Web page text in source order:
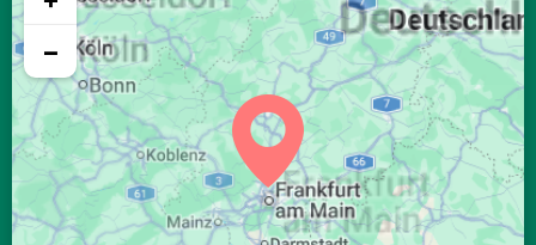
26, Mi 04:26 06:31 13:27 17:16 20:23 22:19
04:28 06:33 13:27 17:15 20:21 22:16
28, Fr 04:31 06:34 13:27 17:14 20:19 22:13
29, Sa 04:33 06:36 13:26 17:13 20:16 22:11
30, So 04:35 06:37 13:26 17:11 20:14 22:08
−